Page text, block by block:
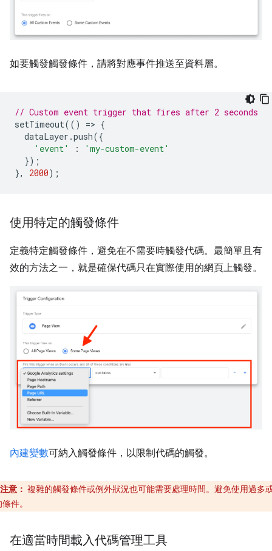
如要觸發觸發條件，請將對應事件推送至資料層。
// Custom event trigger that fires after 2 seconds
setTimeout(() => {
dataLayer .push({
'event'
:
'my-custom-event'
});
},
2000);
使用特定的觸發條件
定義特定觸發條件，避免在不需要時觸發代碼。最簡單且有
效的方法之一，就是確保代碼只在實際使用的網頁上觸發。
內建變數可納入觸發條件，以限制代碼的觸發。
注意： 複雜的觸發條件或例外狀況也可能需要處理時間。避免使用過多
件。
在適當時間載入代碼管理工具